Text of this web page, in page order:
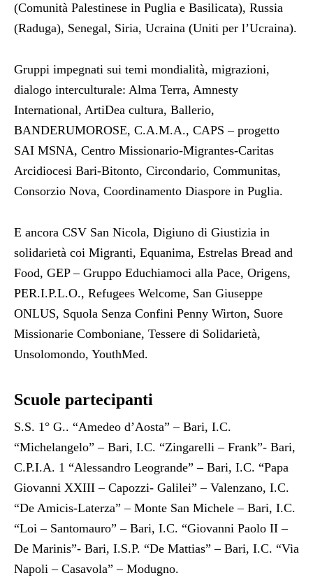
(Comunità Palestinese in Puglia e Basilicata), Russia
(Raduga), Senegal, Siria, Ucraina (Uniti per l’Ucraina).
Gruppi impegnati sui temi mondialità, migrazioni,
dialogo interculturale: Alma Terra, Amnesty
International, ArtiDea cultura, Ballerio,
BANDERUMOROSE, C.A.M.A., CAPS – progetto
SAI MSNA, Centro Missionario-Migrantes-Caritas
Arcidiocesi Bari-Bitonto, Circondario, Communitas,
Consorzio Nova, Coordinamento Diaspore in Puglia.
E ancora CSV San Nicola, Digiuno di Giustizia in
solidarietà coi Migranti, Equanima, Estrelas Bread and
Food, GEP – Gruppo Educhiamoci alla Pace, Origens,
PER.I.P.L.O., Refugees Welcome, San Giuseppe
ONLUS, Squola Senza Confini Penny Wirton, Suore
Missionarie Comboniane, Tessere di Solidarietà,
Unsolomondo, YouthMed.
Scuole partecipanti
S.S. 1° G.. “Amedeo d’Aosta” – Bari, I.C.
“Michelangelo” – Bari, I.C. “Zingarelli – Frank”- Bari,
C.P.I.A. 1 “Alessandro Leogrande” – Bari, I.C. “Papa
Giovanni XXIII – Capozzi- Galilei” – Valenzano, I.C.
“De Amicis-Laterza” – Monte San Michele – Bari, I.C.
“Loi – Santomauro” – Bari, I.C. “Giovanni Paolo II –
De Marinis”- Bari, I.S.P. “De Mattias” – Bari, I.C. “Via
Napoli – Casavola” – Modugno.